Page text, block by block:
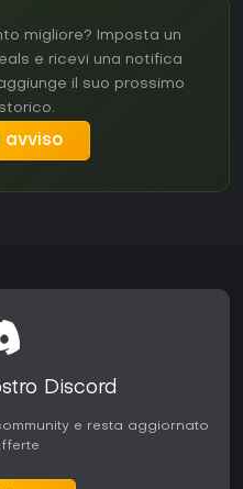
migliore? Imposta un
e ricevi una notifica
il suo prossimo
avviso
Discord
e resta aggiornato